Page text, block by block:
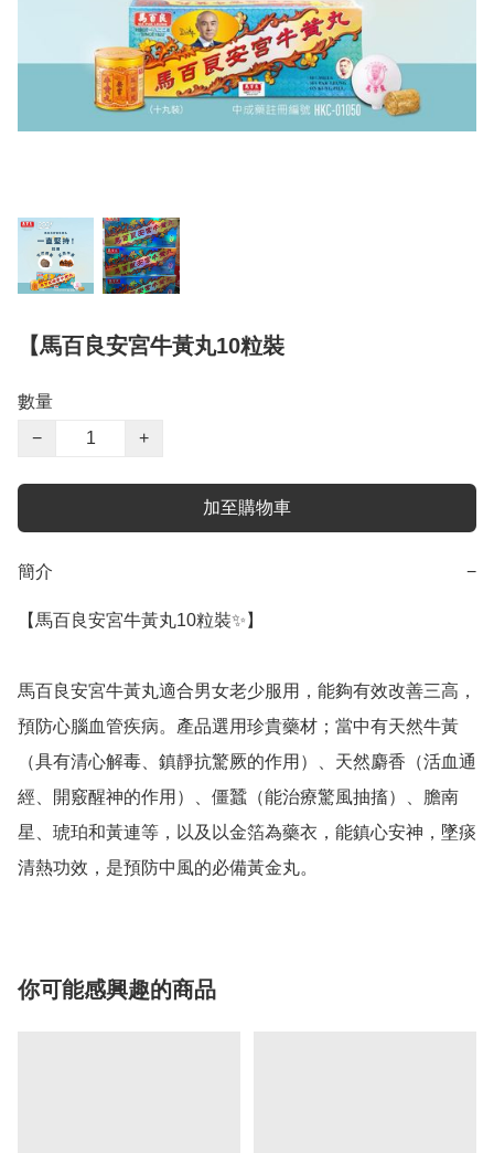
【馬百良安宮牛黃丸10粒裝
數量
−
+
加至購物車
簡介 −
【馬百良安宮牛黃丸10粒裝✨】
馬百良安宮牛黃丸適合男女老少服用，能夠有效改善三高，
預防心腦血管疾病。產品選用珍貴藥材；當中有天然牛黃
（具有清心解毒、鎮靜抗驚厥的作用）、天然麝香（活血通
經、開竅醒神的作用）、僵蠶（能治療驚風抽搐）、膽南
星、琥珀和黃連等，以及以金箔為藥衣，能鎮心安神，墜痰
你可能感興趣的商品